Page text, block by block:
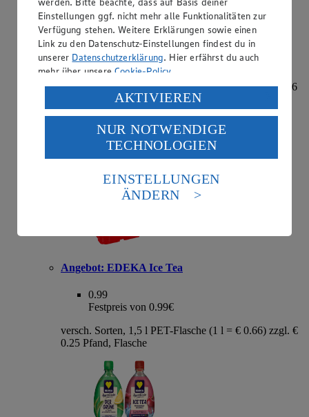
Angebot:Coca-Cola, Fanta o. Sprite
7.99
Festpreis von 7.99€
und weitere Sorten, teilweise koffeinhaltig, Kasten = 6
x 1 l Glas (1 l = € 1.33) zzgl. € 2.40 Pfand, Kasten
Angebot: EDEKA Ice Tea
0.99
Festpreis von 0.99€
versch. Sorten, 1,5 l PET-Flasche (1 l = € 0.66) zzgl. €
0.25 Pfand, Flasche
Einstellungen ggf. nicht mehr alle Funktionalitäten zur
Verfügung stehen. Weitere Erklärungen sowie einen
Link zu den Datenschutz-Einstellungen findest du in
unserer Datenschutzerklärung. Hier erfährst du auch
mehr über unsereCookie-Policy.
Verarbeitung deiner personenbezogenen Daten in den
USA durch Facebook und YouTube:
Wenn du auf „Aktivieren“ klickst, willigst du im Sinne
des Art. 49 Abs. 1 Satz 1 lit. a) DSGVO ein, dass deine
Daten in den USA verarbeitet werden. Der EuGH sieht
die USA als Land mit einem nach europäischen
Standards nicht angemessenen Datenschutzniveau an.
Es besteht das Risiko eines Zugriffs durch US-
Informationen zum Herausgeber der Seite findest du
AKTIVIEREN
NUR NOTWENDIGE
TECHNOLOGIEN
EINSTELLUNGEN
ÄNDERN